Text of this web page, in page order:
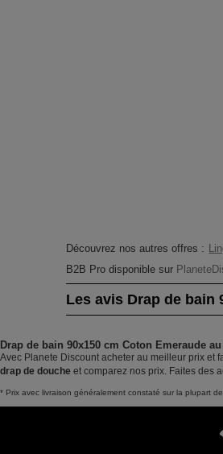
Découvrez nos autres offres :
B2B Pro disponible sur
Les avis Drap de bain
Drap de bain 90x150 cm Coton Emeraude
Avec Planete Discount acheter au meilleur prix et
drap de douche et comparez nos prix. Faites des
* Prix avec livraison généralement constaté sur la plupart